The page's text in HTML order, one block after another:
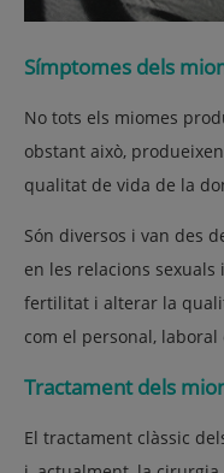
Símptomes dels
No tots els miomes
obstant això, produeixen
qualitat de vida de la
Són diversos i van des
en les relacions
fertilitat i alterar la
com el personal, laboral
Tractament dels
El tractament clàssic